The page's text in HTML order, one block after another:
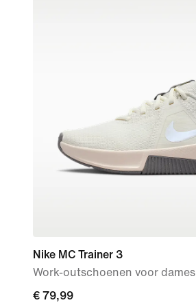
Nike MC Trainer 3
Work-outschoenen voor dames
€ 79,99
€ 79,99